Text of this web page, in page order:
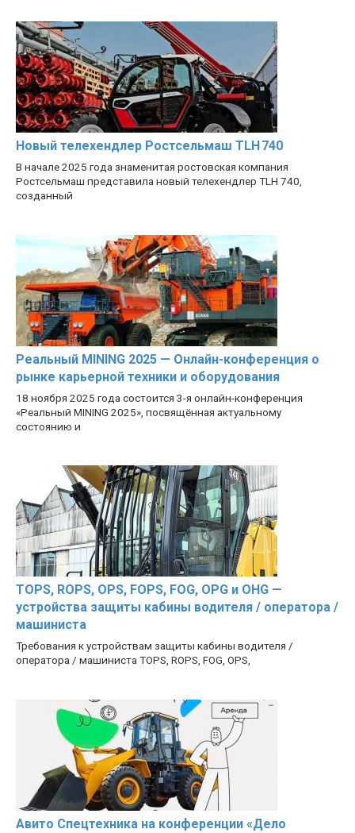
Новый телехендлер Ростсельмаш TLH 740
В начале 2025 года знаменитая ростовская компания
Ростсельмаш представила новый телехендлер TLH 740,
созданный
Реальный MINING 2025 — Онлайн-конференция о
рынке карьерной техники и оборудования
18 ноября 2025 года состоится 3-я онлайн-конференция
«Реальный MINING 2025», посвящённая актуальному
состоянию и
TOPS, ROPS, OPS, FOPS, FOG, OPG и OHG —
устройства защиты кабины водителя / оператора /
машиниста
Требования к устройствам защиты кабины водителя /
оператора / машиниста TOPS, ROPS, FOG, OPS,
Авито Спецтехника на конференции «Дело